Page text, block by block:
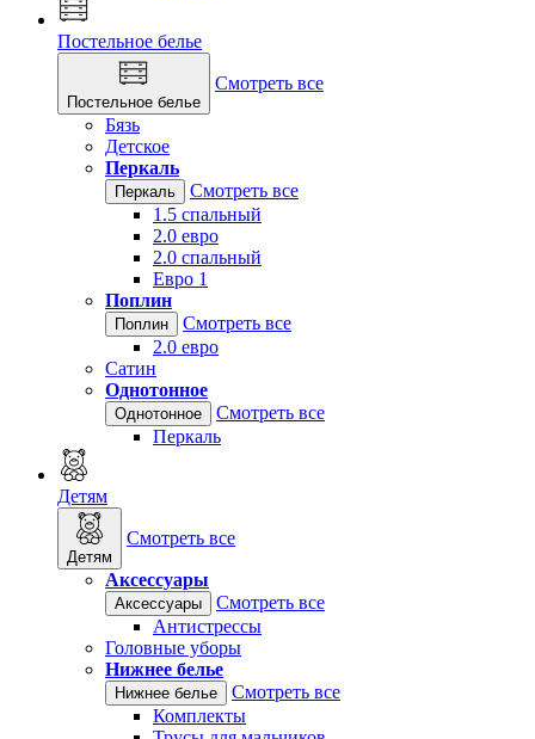
Постельное белье
Постельное белье
Смотреть все
Бязь
Детское
Перкаль
Перкаль
Смотреть все
1.5 спальный
2.0 евро
2.0 спальный
Евро 1
Поплин
Поплин
Смотреть все
2.0 евро
Сатин
Однотонное
Однотонное
Смотреть все
Перкаль
Детям
Детям
Смотреть все
Аксессуары
Аксессуары
Смотреть все
Антистрессы
Головные уборы
Нижнее белье
Нижнее белье
Смотреть все
Комплекты